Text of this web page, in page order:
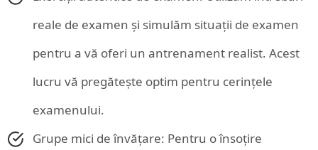
reale de examen și simulăm situații de examen
pentru a vă oferi un antrenament realist. Acest
lucru vă pregătește optim pentru cerințele
examenului.
Grupe mici de învățare: Pentru o însoțire